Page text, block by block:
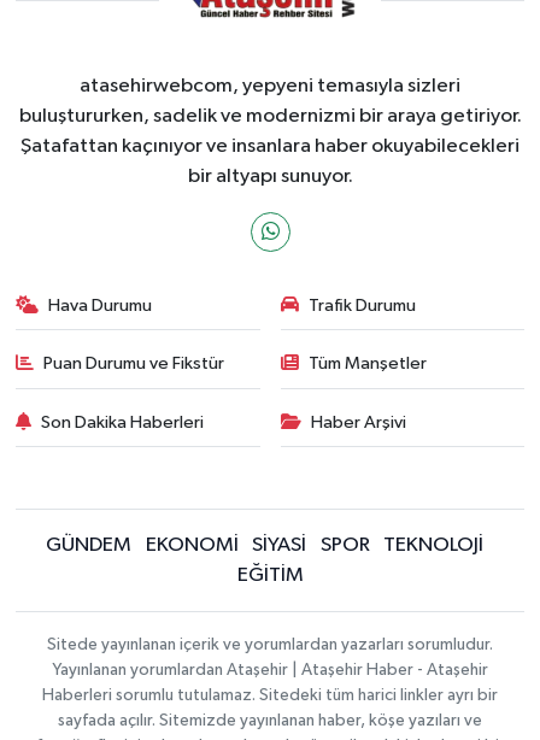
atasehirwebcom, yepyeni temasıyla sizleri
buluştururken, sadelik ve modernizmi bir araya getiriyor.
Şatafattan kaçınıyor ve insanlara haber okuyabilecekleri
bir altyapı sunuyor.
Hava Durumu Trafik Durumu
Puan Durumu ve Fikstür Tüm Manşetler
Son Dakika Haberleri Haber Arşivi
GÜNDEM EKONOMİ SİYASİ SPOR
TEKNOLOJİ
EĞİTİM
Sitede yayınlanan içerik ve yorumlardan yazarları sorumludur.
Yayınlanan yorumlardan Ataşehir | Ataşehir Haber - Ataşehir
Haberleri sorumlu tutulamaz. Sitedeki tüm harici linkler ayrı bir
sayfada açılır. Sitemizde yayınlanan haber, köşe yazıları ve